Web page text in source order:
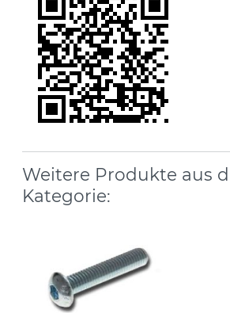
Weitere Produkte aus
Kategorie: